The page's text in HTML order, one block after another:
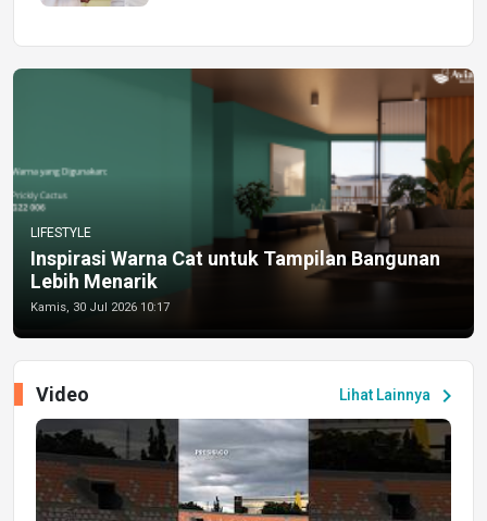
LIFESTYLE
Inspirasi Warna Cat untuk Tampilan Bangunan
Lebih Menarik
Kamis, 30 Jul 2026 10:17
Lihat Lainnya chevron_right
Video